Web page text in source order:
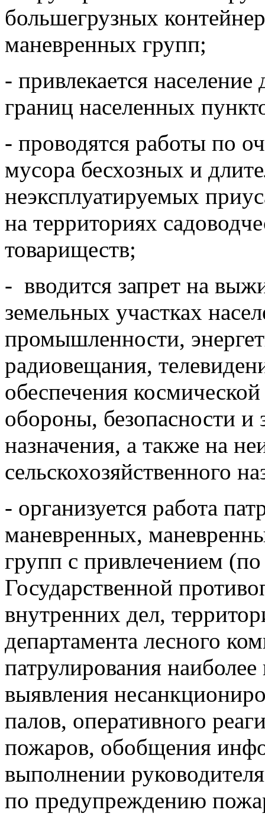
большегрузных
маневренных групп;
- привлекается
границ населенных
- проводятся работы по
мусора бесхозных и
неэксплуатируемых
на территориях
товариществ;
- вводится запрет на
земельных участках
промышленности,
радиовещания,
обеспечения
обороны, безопасности и
назначения, а также на
сельскохозяйственного
- организуется работа
маневренных,
групп с привлечением
Государственной
внутренних дел,
департамента лесного
патрулирования
выявления
палов, оперативного
пожаров, обобщения
выполнении
по предупреждению